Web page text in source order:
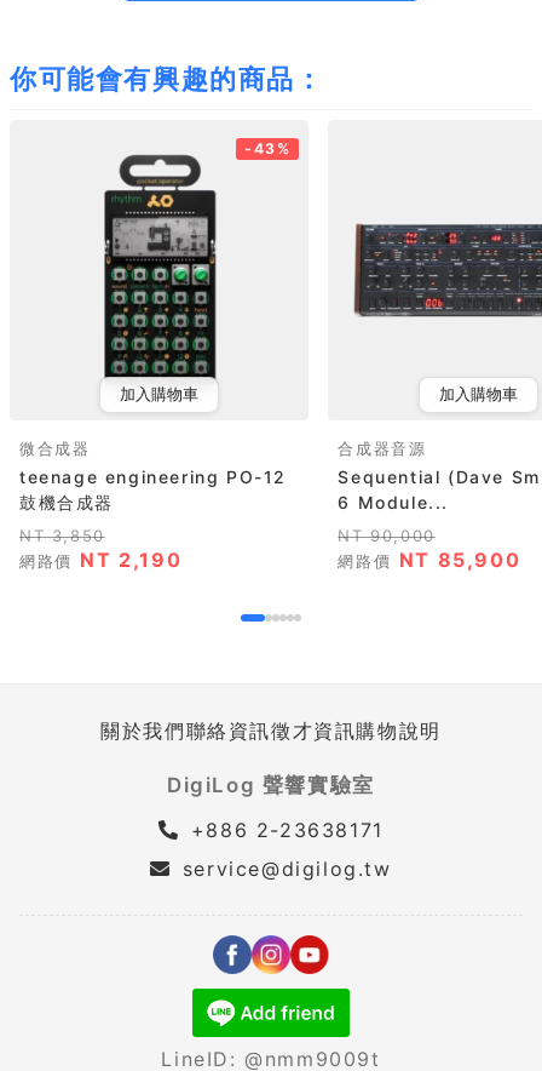
你可能會有興趣的商品：
-43%
加入購物車
微合成器
teenage engineering PO-12
鼓機合成器
NT 3,850
網路價 NT 2,190
加入購物車
合成器音源
Sequential (Dave
6 Module...
NT 90,000
網路價 NT 85,900
關於我們聯絡資訊徵才資訊購物說明
DigiLog 聲響實驗室
+886 2-23638171
service@digilog.tw
LineID: @nmm9009t